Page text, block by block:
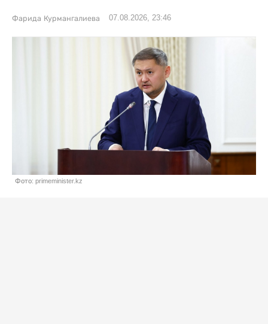
Фарида Курмангалиева 07.08.2026, 23:46
Фото: primeminister.kz